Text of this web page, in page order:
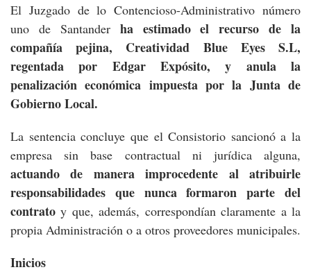
El Juzgado de lo Contencioso-Administrativo número
uno de Santander ha estimado el recurso de la
compañía pejina, Creatividad Blue Eyes S.L,
regentada por Edgar Expósito, y anula la
penalización económica impuesta por la Junta de
Gobierno Local.
La sentencia concluye que el Consistorio sancionó a la
empresa sin base contractual ni jurídica alguna,
actuando de manera improcedente al atribuirle
responsabilidades que nunca formaron parte del
contrato y que, además, correspondían claramente a la
propia Administración o a otros proveedores municipales.
Inicios